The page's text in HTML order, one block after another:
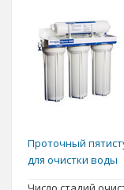
Водопроводная
действует на тело
повышенным
Проточный
для очистки воды